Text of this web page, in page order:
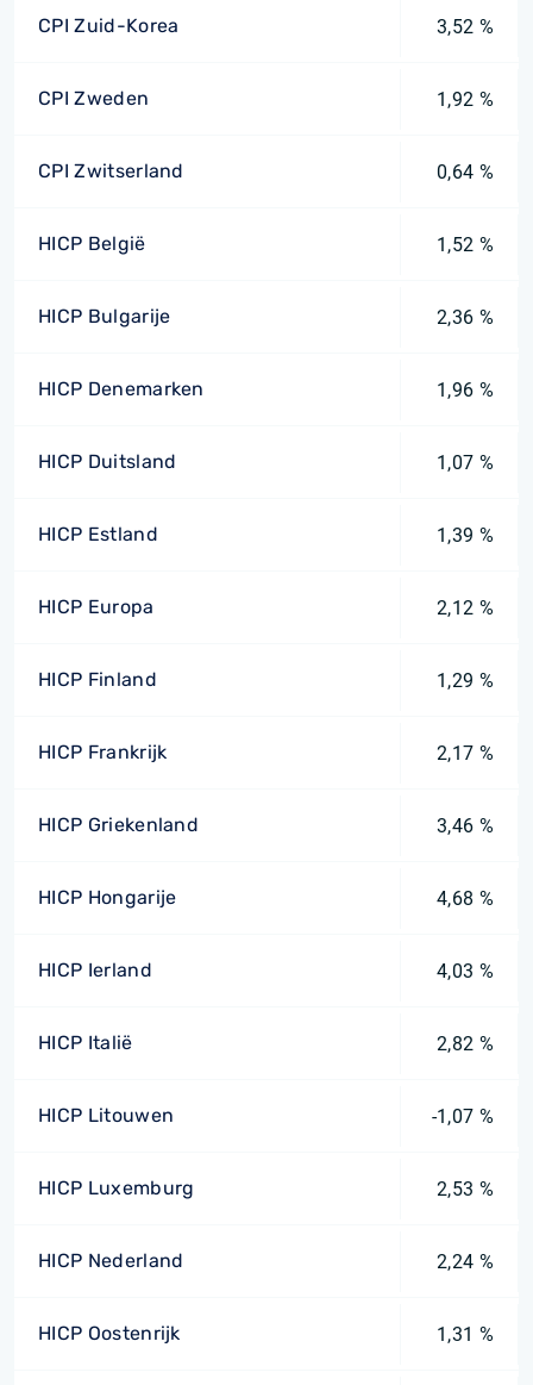
CPI Zuid-Korea 3,52 %
CPI Zweden 1,92 %
CPI Zwitserland 0,64 %
HICP België 1,52 %
HICP Bulgarije 2,36 %
HICP Denemarken 1,96 %
HICP Duitsland 1,07 %
HICP Estland 1,39 %
HICP Europa 2,12 %
HICP Finland 1,29 %
HICP Frankrijk 2,17 %
HICP Griekenland 3,46 %
HICP Hongarije 4,68 %
HICP Ierland 4,03 %
HICP Italië 2,82 %
HICP Litouwen -1,07 %
HICP Luxemburg 2,53 %
HICP Nederland 2,24 %
HICP Oostenrijk 1,31 %